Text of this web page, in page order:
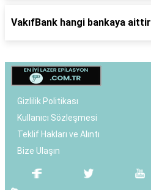
VakıfBank hangi bankaya aittir
Gizlilik Politikası
Kullanıcı Sözleşmesi
Teklif Hakları ve Alıntı
Bize Ulaşın